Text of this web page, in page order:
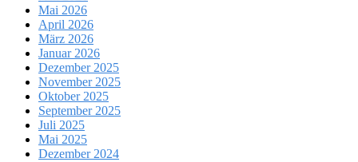
Mai 2026
April 2026
März 2026
Januar 2026
Dezember 2025
November 2025
Oktober 2025
September 2025
Juli 2025
Mai 2025
Dezember 2024